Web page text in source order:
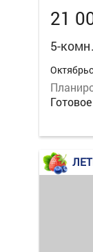
21
5-комн.
Готовое